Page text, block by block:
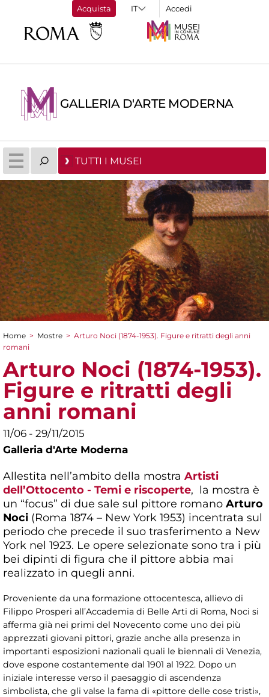
Acquista Accedi
GALLERIA D'ARTE MODERNA
TUTTI I MUSEI
Tu sei qui
Home > Mostre > Arturo Noci (1874-1953). Figure e ritratti degli anni
romani
Arturo Noci (1874-1953).
Figure e ritratti degli
anni romani
11/06 - 29/11/2015
Galleria d'Arte Moderna
Allestita nell’ambito della mostra Artisti
dell’Ottocento - Temi e riscoperte, la mostra è
un “focus” di due sale sul pittore romano Arturo
Noci (Roma 1874 – New York 1953) incentrata sul
periodo che precede il suo trasferimento a New
York nel 1923. Le opere selezionate sono tra i più
bei dipinti di figura che il pittore abbia mai
realizzato in quegli anni.
Proveniente da una formazione ottocentesca, allievo di
Filippo Prosperi all’Accademia di Belle Arti di Roma, Noci si
afferma già nei primi del Novecento come uno dei più
apprezzati giovani pittori, grazie anche alla presenza in
importanti esposizioni nazionali quali le biennali di Venezia,
dove espone costantemente dal 1901 al 1922. Dopo un
iniziale interesse verso il paesaggio di ascendenza
simbolista, che gli valse la fama di «pittore delle cose tristi»,